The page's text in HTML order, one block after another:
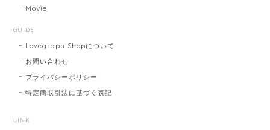
Movie
GUIDE
Lovegraph Shopについて
お問い合わせ
プライバシーポリシー
特定商取引法に基づく表記
LINK